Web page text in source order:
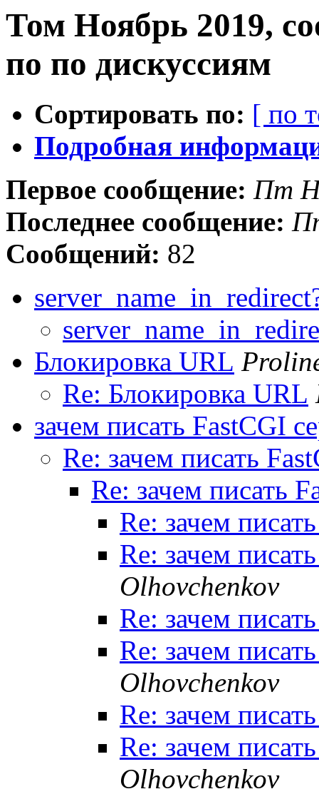
Том Ноябрь 2019,
по по дискуссиям
Сортировать по: [ по
Подробная
Первое сообщение: Пт
Последнее сообщение:
Сообщений: 82
Блокировка URL
Re: Блокировка URL
зачем писать FastCGI
Re: зачем писать
Re: зачем писать
Re: зачем
Re: зачем
Olhovchenkov
Re: зачем
Re: зачем
Olhovchenkov
Re: зачем
Re: зачем
Olhovchenkov